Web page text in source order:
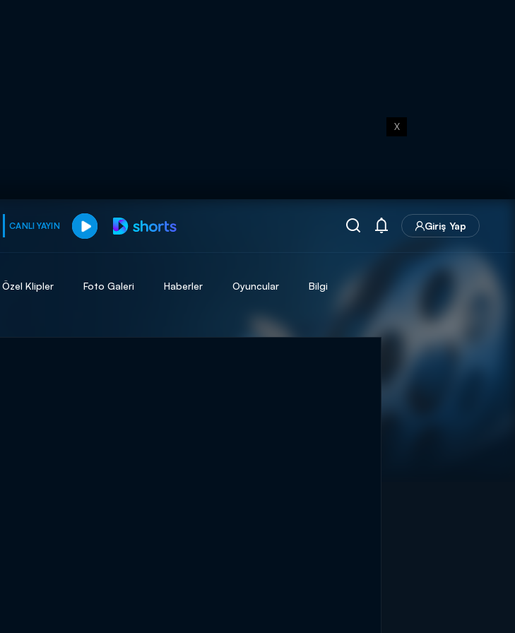
X
CANLI YAYIN Giriş Yap
muhteşem ikili
Özel Klipler Foto Galeri Haberler Oyuncular Bilgi